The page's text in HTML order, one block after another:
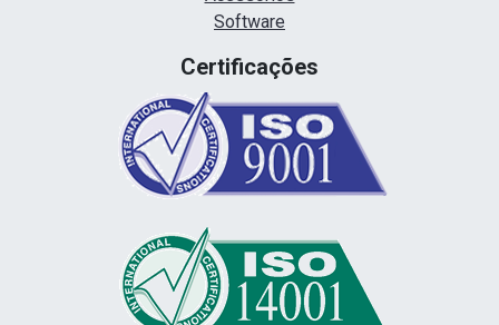
Software
Certificações